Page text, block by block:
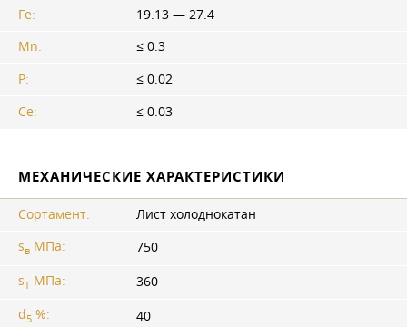
Fe:
19.13 — 27.4
Mn:
≤ 0.3
P:
≤ 0.02
Ce:
≤ 0.03
МЕХАНИЧЕСКИЕ ХАРАКТЕРИСТИКИ
Сортамент:
Лист холоднокатан
sв МПа: 750
sT МПа: 360
d5 %: 40